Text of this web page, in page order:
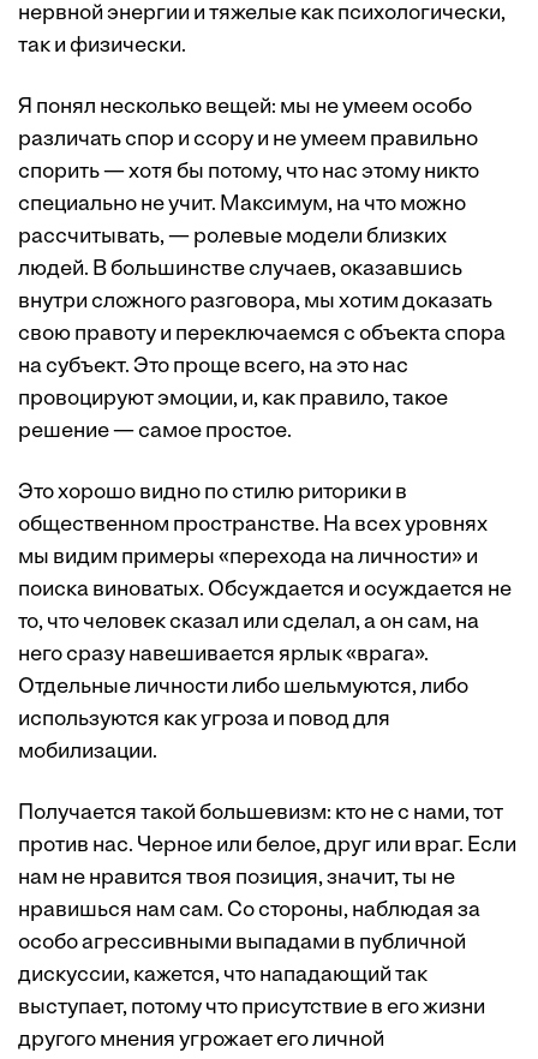
нервной энергии и тяжелые как психологически,
так и физически.
Я понял несколько вещей: мы не умеем особо
различать спор и ссору и не умеем правильно
спорить — хотя бы потому, что нас этому никто
специально не учит. Максимум, на что можно
рассчитывать, — ролевые модели близких
людей. В большинстве случаев, оказавшись
внутри сложного разговора, мы хотим доказать
свою правоту и переключаемся с объекта спора
на субъект. Это проще всего, на это нас
провоцируют эмоции, и, как правило, такое
решение — самое простое.
Это хорошо видно по стилю риторики в
общественном пространстве. На всех уровнях
мы видим примеры «перехода на личности» и
поиска виноватых. Обсуждается и осуждается не
то, что человек сказал или сделал, а он сам, на
него сразу навешивается ярлык «врага».
Отдельные личности либо шельмуются, либо
используются как угроза и повод для
мобилизации.
Получается такой большевизм: кто не с нами, тот
против нас. Черное или белое, друг или враг. Если
нам не нравится твоя позиция, значит, ты не
нравишься нам сам. Со стороны, наблюдая за
особо агрессивными выпадами в публичной
дискуссии, кажется, что нападающий так
выступает, потому что присутствие в его жизни
другого мнения угрожает его личной